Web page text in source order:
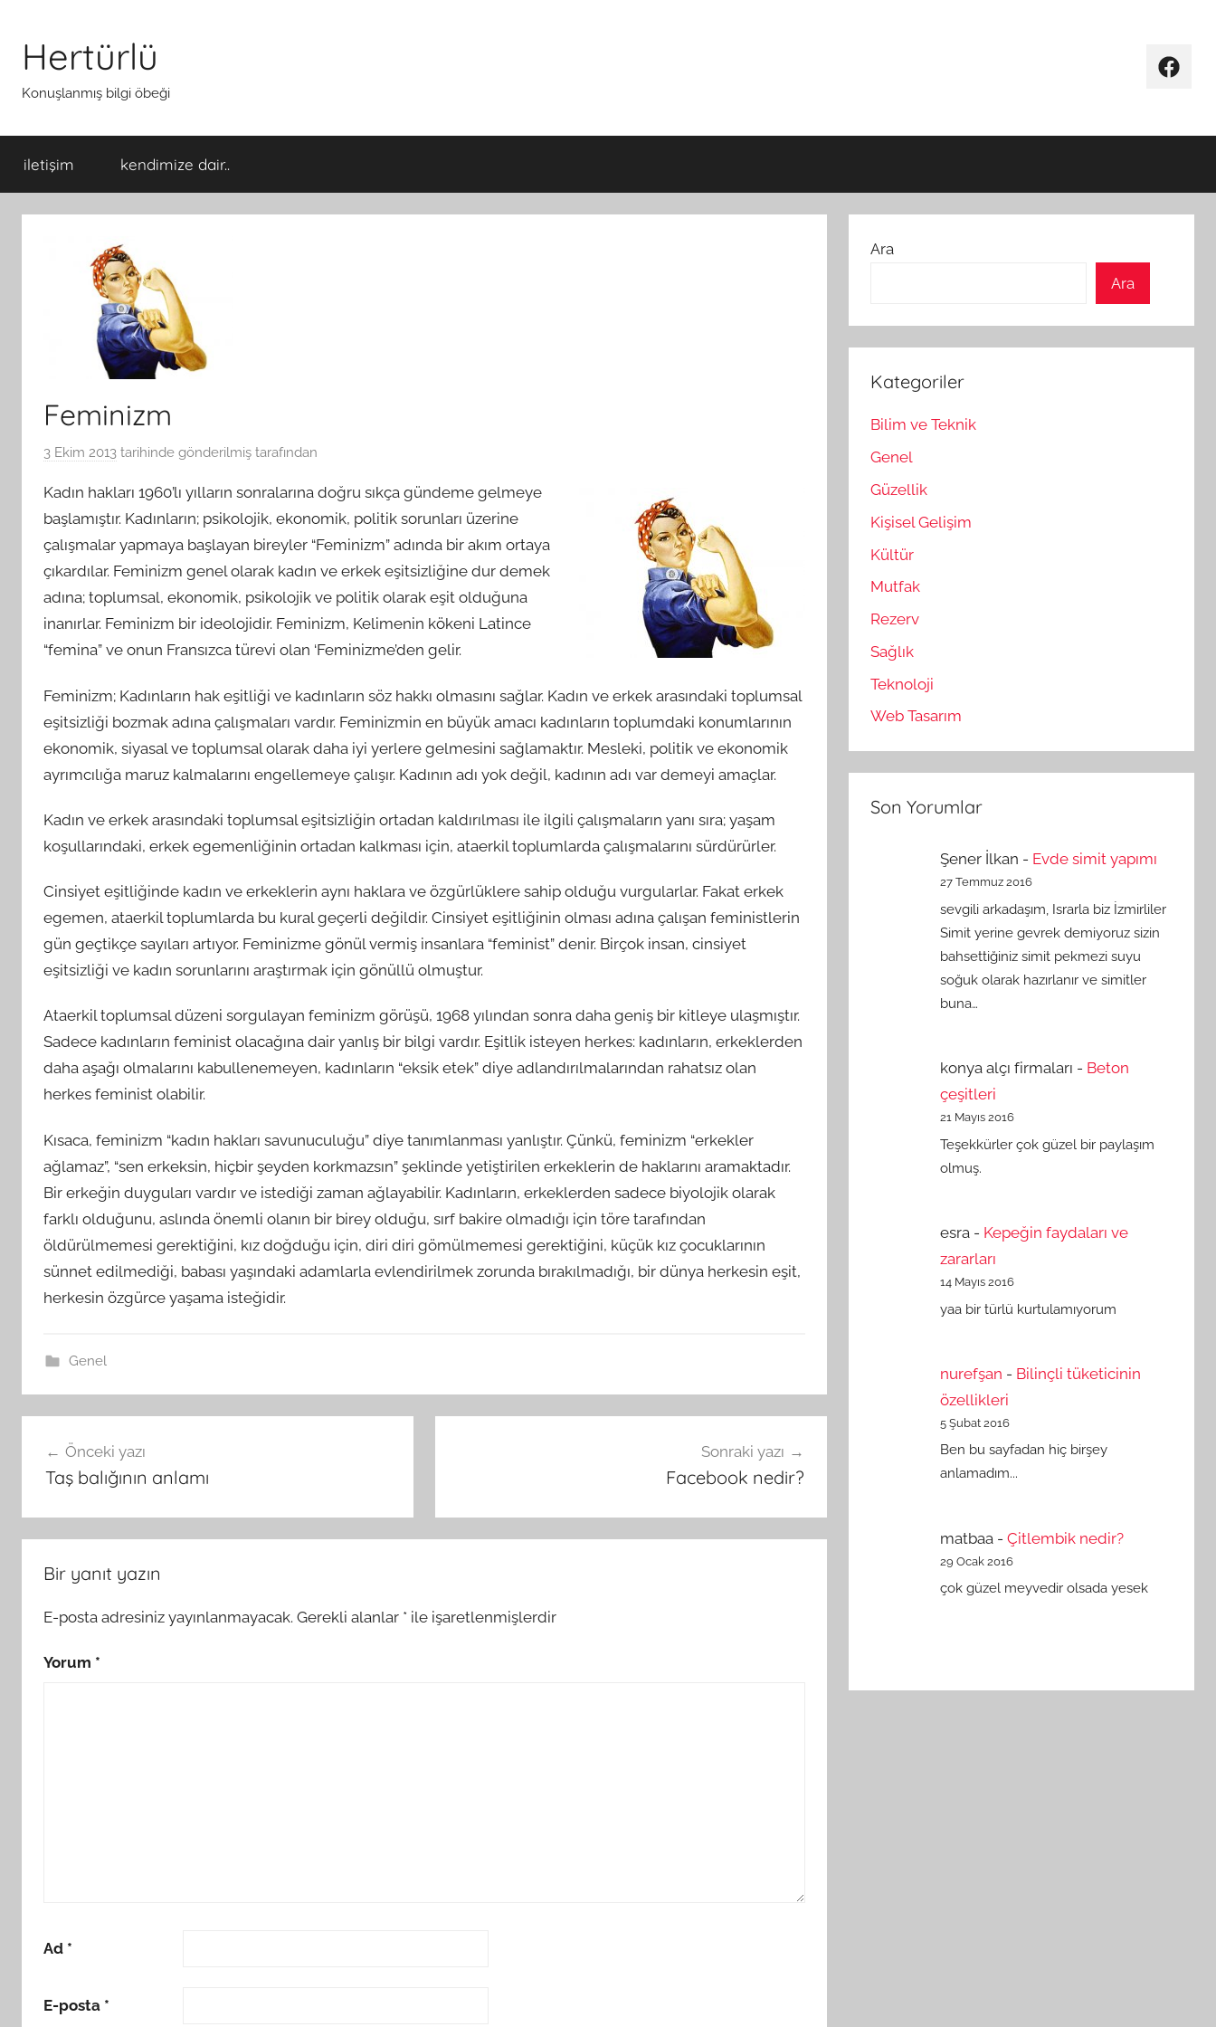
Hertürlü
Konuşlanmış bilgi öbeği
iletişim kendimize dair..
Feminizm
3 Ekim 2013 tarihinde gönderilmiş tarafından
Kadın hakları 1960’lı yılların sonralarına doğru sıkça gündeme gelmeye
başlamıştır. Kadınların; psikolojik, ekonomik, politik sorunları üzerine
çalışmalar yapmaya başlayan bireyler “Feminizm” adında bir akım ortaya
çıkardılar. Feminizm genel olarak kadın ve erkek eşitsizliğine dur demek
adına; toplumsal, ekonomik, psikolojik ve politik olarak eşit olduğuna
inanırlar. Feminizm bir ideolojidir. Feminizm, Kelimenin kökeni Latince
“femina” ve onun Fransızca türevi olan ‘Feminizme’den gelir.
Feminizm; Kadınların hak eşitliği ve kadınların söz hakkı olmasını sağlar. Kadın ve erkek arasındaki toplumsal
eşitsizliği bozmak adına çalışmaları vardır. Feminizmin en büyük amacı kadınların toplumdaki konumlarının
ekonomik, siyasal ve toplumsal olarak daha iyi yerlere gelmesini sağlamaktır. Mesleki, politik ve ekonomik
ayrımcılığa maruz kalmalarını engellemeye çalışır. Kadının adı yok değil, kadının adı var demeyi amaçlar.
Kadın ve erkek arasındaki toplumsal eşitsizliğin ortadan kaldırılması ile ilgili çalışmaların yanı sıra; yaşam
koşullarındaki, erkek egemenliğinin ortadan kalkması için, ataerkil toplumlarda çalışmalarını sürdürürler.
Cinsiyet eşitliğinde kadın ve erkeklerin aynı haklara ve özgürlüklere sahip olduğu vurgularlar. Fakat erkek
egemen, ataerkil toplumlarda bu kural geçerli değildir. Cinsiyet eşitliğinin olması adına çalışan feministlerin
gün geçtikçe sayıları artıyor. Feminizme gönül vermiş insanlara “feminist” denir. Birçok insan, cinsiyet
eşitsizliği ve kadın sorunlarını araştırmak için gönüllü olmuştur.
Ataerkil toplumsal düzeni sorgulayan feminizm görüşü, 1968 yılından sonra daha geniş bir kitleye ulaşmıştır.
Sadece kadınların feminist olacağına dair yanlış bir bilgi vardır. Eşitlik isteyen herkes: kadınların, erkeklerden
daha aşağı olmalarını kabullenemeyen, kadınların “eksik etek” diye adlandırılmalarından rahatsız olan
herkes feminist olabilir.
Kısaca, feminizm “kadın hakları savunuculuğu” diye tanımlanması yanlıştır. Çünkü, feminizm “erkekler
ağlamaz”, “sen erkeksin, hiçbir şeyden korkmazsın” şeklinde yetiştirilen erkeklerin de haklarını aramaktadır.
Bir erkeğin duyguları vardır ve istediği zaman ağlayabilir. Kadınların, erkeklerden sadece biyolojik olarak
farklı olduğunu, aslında önemli olanın bir birey olduğu, sırf bakire olmadığı için töre tarafından
öldürülmemesi gerektiğini, kız doğduğu için, diri diri gömülmemesi gerektiğini, küçük kız çocuklarının
sünnet edilmediği, babası yaşındaki adamlarla evlendirilmek zorunda bırakılmadığı, bir dünya herkesin eşit,
herkesin özgürce yaşama isteğidir.
Genel
gezinmesi
Önceki yazı
Taş balığının anlamı
Sonraki yazı
Facebook nedir?
Bir yanıt yazın
E-posta adresiniz yayınlanmayacak. Gerekli alanlar * ile işaretlenmişlerdir
Yorum *
Ad *
E-posta *
Ara
Ara
Kategoriler
Bilim ve Teknik
Genel
Güzellik
Kişisel Gelişim
Kültür
Mutfak
Rezerv
Sağlık
Teknoloji
Web Tasarım
Son Yorumlar
Şener İlkan - Evde simit yapımı
27 Temmuz 2016
sevgili arkadaşım, Israrla biz İzmirliler
Simit yerine gevrek demiyoruz sizin
bahsettiğiniz simit pekmezi suyu
soğuk olarak hazırlanır ve simitler
buna…
konya alçı firmaları - Beton
çeşitleri
21 Mayıs 2016
Teşekkürler çok güzel bir paylaşım
olmuş.
esra- Kepeğin faydaları ve
zararları
14 Mayıs 2016
yaa bir türlü kurtulamıyorum
nurefşan - Bilinçli tüketicinin
özellikleri
5 Şubat 2016
Ben bu sayfadan hiç birşey
anlamadım...
matbaa- Çitlembik nedir?
29 Ocak 2016
çok güzel meyvedir olsada yesek